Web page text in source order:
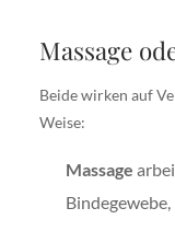
Massage
Beide wirken auf
Weise:
Massage